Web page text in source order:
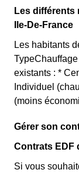
Les différents
Ile-De-France
Les habitants
existants : *
Individuel
(moins
Gérer son
Contrats EDF
Si vous